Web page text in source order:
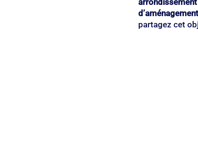
partagez cet